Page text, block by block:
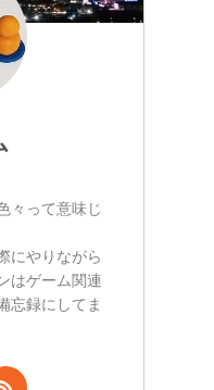
々って意味じ
にやりながら
はゲーム関連
忘録にしてま